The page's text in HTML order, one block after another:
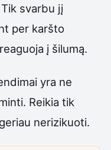
svarbu jį
per karšto
į šilumą.
yra ne
Reikia tik
nerizikuoti.